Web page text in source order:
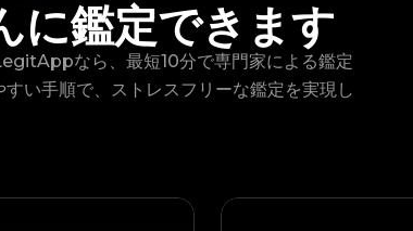
に鑑定できます
なら、最短10分で専門家による鑑定
い手順で、ストレスフリーな鑑定を実現し